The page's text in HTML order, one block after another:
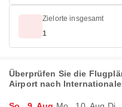
Zielorte insgesamt
1
Überprüfen Sie die
Airport nach